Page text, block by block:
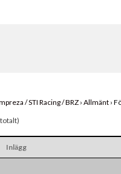
/ STI Racing / BRZ › Allmänt ›
Inlägg